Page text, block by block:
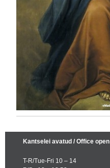
Kantselei avatud / Office open
T-R/Tue-Fri 10 – 14